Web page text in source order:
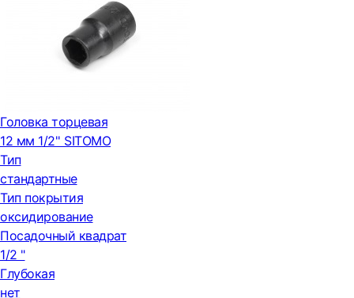
Головка торцевая
12 мм 1/2'' SITOMO
Тип
стандартные
Тип покрытия
оксидирование
Посадочный квадрат
1/2 "
Глубокая
нет